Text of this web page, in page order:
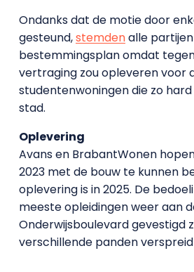
Ondanks dat de motie door
gesteund,stemdenalle
bestemmingsplan omdat
vertraging zou opleveren voor
studentenwoningen die zo hard
stad.
Oplevering
Avans en BrabantWonen
2023 met de bouw te kunnen
oplevering is in 2025. De
meeste opleidingen weer aan
Onderwijsboulevard gevestigd
verschillende panden